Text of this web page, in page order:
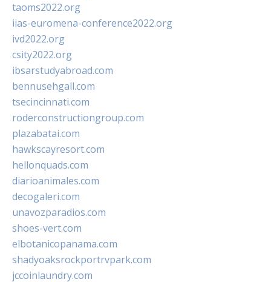
taoms2022.org
iias-euromena-conference2022.org
ivd2022.org
csity2022.org
ibsarstudyabroad.com
bennusehgall.com
tsecincinnati.com
roderconstructiongroup.com
plazabatai.com
hawkscayresort.com
hellonquads.com
diarioanimales.com
decogaleri.com
unavozparadios.com
shoes-vert.com
elbotanicopanama.com
shadyoaksrockportrvpark.com
jccoinlaundry.com